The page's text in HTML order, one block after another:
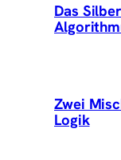
Das
Zwei
Logik